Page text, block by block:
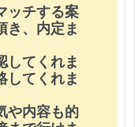
ッチする案
き、内定ま
してくれま
してくれま
や内容も的